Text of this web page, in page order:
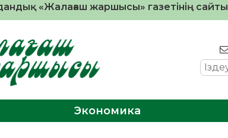
«Жалағаш жаршысы» газетінің сайты
Экономика